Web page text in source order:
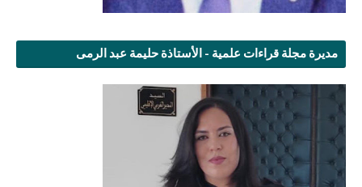
مديرة مجلة قراءات علمية - الأستاذة حليمة عبد الرمى